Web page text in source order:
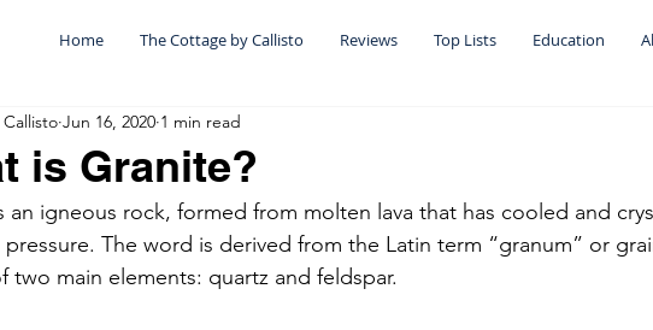
Home The Cottage by Callisto Reviews Top Lists Education
is Granite?
Jun 16, 2020 1 min read
an igneous rock, formed from molten lava that has cooled and
pressure. The word is derived from the Latin term “granum” or
two main elements: quartz and feldspar.